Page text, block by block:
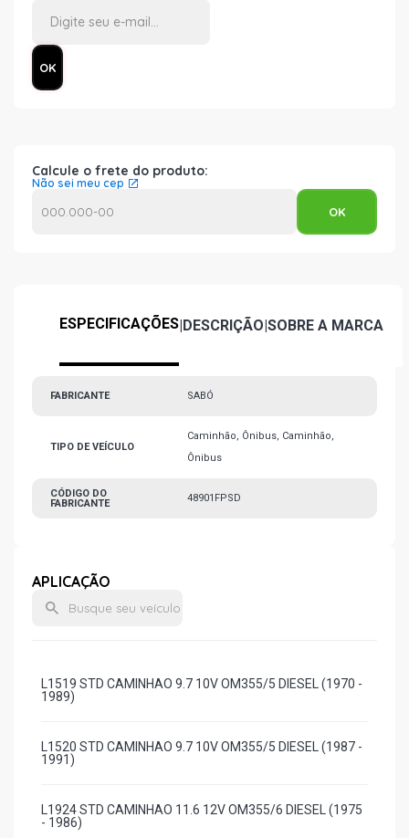
Calcule o frete do produto:
Não sei meu cep
ESPECIFICAÇÕES|DESCRIÇÃO|SOBRE A MARCA
FABRICANTE SABÓ
TIPO DE VEÍCULO
Caminhão, Ônibus, Caminhão,
Ônibus
CÓDIGO DO
FABRICANTE
48901FPSD
APLICAÇÃO
L1519 STD CAMINHAO 9.7 10V OM355/5 DIESEL (1970 -
1989)
L1520 STD CAMINHAO 9.7 10V OM355/5 DIESEL (1987 -
1991)
L1924 STD CAMINHAO 11.6 12V OM355/6 DIESEL (1975
- 1986)